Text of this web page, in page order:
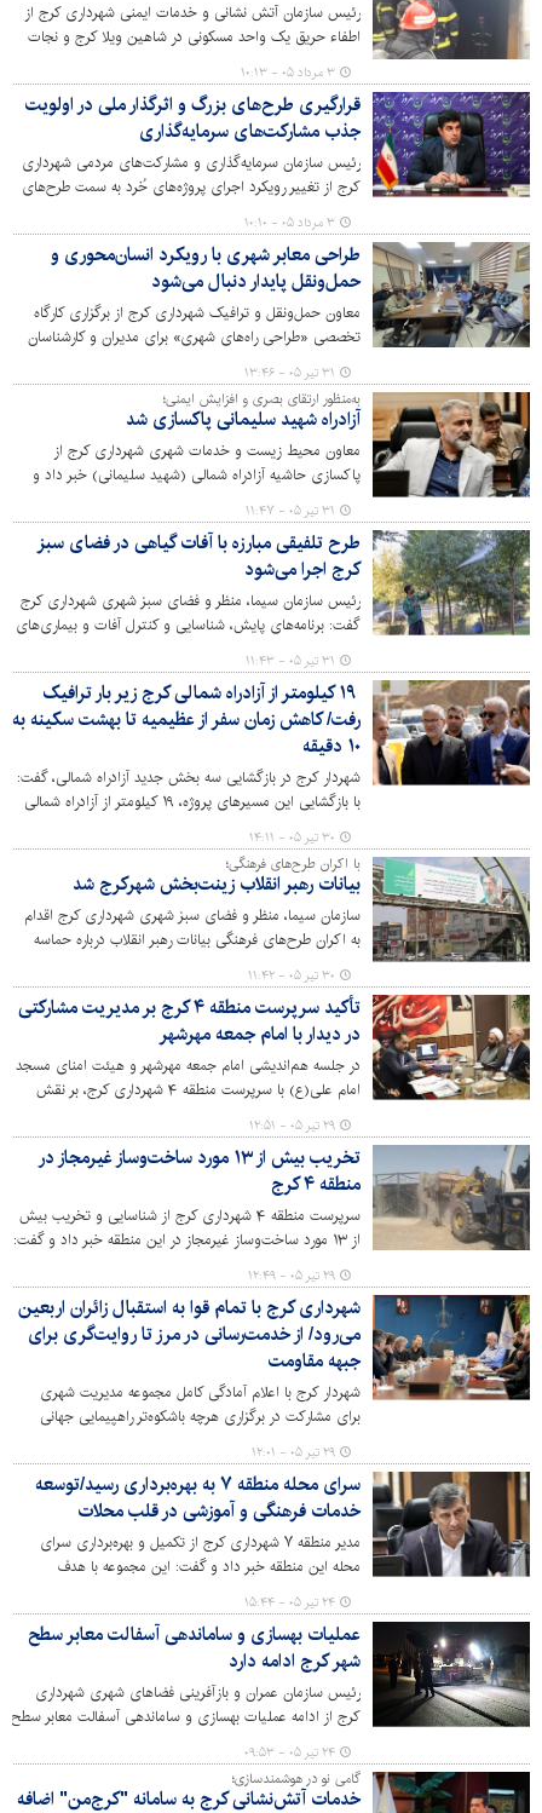
رئیس سازمان آتش نشانی و خدمات ایمنی شهرداری کرج از
اطفاء حریق یک واحد مسکونی در شاهین ویلا کرج و نجات
کودک ۹ ساله خبر داد.۳ مرداد ۰۵ - ۱۰:۱۳
قرارگیری طرح‌های بزرگ و اثرگذار ملی در اولویت‌
جذب مشارکت‌های سرمایه‌گذاری
رئیس سازمان سرمایه‌گذاری و مشارکت‌های مردمی شهرداری
کرج از تغییر رویکرد اجرای پروژه‌های خُرد به سمت طرح‌های
بزرگ و اثرگذار ملی خبر داد.
۳ مرداد ۰۵ - ۱۰:۱۰
طراحی معابر شهری با رویکرد انسان‌محوری و
حمل‌ونقل پایدار دنبال می‌شود
معاون حمل‌ونقل و ترافیک شهرداری کرج از برگزاری کارگاه
تخصصی «طراحی راه‌های شهری» برای مدیران و کارشناسان
این معاونت خبر داد و گفت: ارتقای دانش فنی و به‌کارگیری
رویکردهای نوین در طراحی معابر، نقش مؤثری در تحقق
شهری ایمن، کارآمد و انسان‌محور دارد.
۳۱ تیر ۰۵ - ۱۳:۴۶
به‌منظور ارتقای بصری و افزایش ایمنی؛
آزادراه شهید سلیمانی پاکسازی شد
معاون محیط زیست و خدمات شهری شهرداری کرج از
پاکسازی حاشیه آزادراه شمالی (شهید سلیمانی) خبر داد و
گفت: این طرح با هدف ارتقای بهداشت محیط، افزایش ایمنی
تردد و زیباسازی بصری یکی از مهم‌ترین محورهای ارتباطی
شهر کرج اجرا شده است.
۳۱ تیر ۰۵ - ۱۱:۴۷
طرح تلفیقی مبارزه با آفات گیاهی در فضای سبز
کرج اجرا می‌شود
رئیس سازمان سیما، منظر و فضای سبز شهری شهرداری کرج
گفت: برنامه‌های پایش، شناسایی و کنترل آفات و بیماری‌های
کرج اجرا می‌شود.
۳۱ تیر ۰۵ - ۱۱:۴۳
۱۹ کیلومتر از آزادراه شمالی کرج زیر بار ترافیک
رفت/ کاهش زمان سفر از عظیمیه تا بهشت سکینه به
۱۰ دقیقه
شهردار کرج در بازگشایی سه بخش جدید آزادراه شمالی، گفت:
با بازگشایی این مسیرهای پروژه، ۱۹ کیلومتر از آزادراه شمالی
کرج زیر بار ترافیک قرار گرفت و گام مهمی در روان‌سازی تردد،
کاهش زمان سفر و تکمیل شبکه معابر شهری برداشته شد.
۳۰ تیر ۰۵ - ۱۴:۱۱
با اکران طرح‌های فرهنگی؛
بیانات رهبر انقلاب زینت‌بخش شهرکرج شد
سازمان سیما، منظر و فضای سبز شهری شهرداری کرج اقدام
به اکران طرح‌های فرهنگی بیانات رهبر انقلاب درباره‌ حماسه
عظیم بدرقه آقای شهید ایران و تبیین مسائل مهم کشور کرده
است.
۳۰ تیر ۰۵ - ۱۱:۴۲
تأکید سرپرست منطقه ۴ کرج بر مدیریت مشارکتی
در دیدار با امام جمعه مهرشهر
در جلسه هم‌اندیشی امام جمعه مهرشهر و هیئت امنای مسجد
امام علی(ع) با سرپرست منطقه ۴ شهرداری کرج، بر نقش
کلیدی تعامل نهادهای مذهبی و مدیریت شهری در تسهیل
پروژه‌ها، ارتقای خدمات و تحقق توسعه پایدار شهری تأکید
شد.
۲۹ تیر ۰۵ - ۱۲:۵۱
تخریب بیش از ۱۳ مورد ساخت‌وساز غیرمجاز در
منطقه ۴ کرج
سرپرست منطقه ۴ شهرداری کرج از شناسایی و تخریب بیش
از ۱۳ مورد ساخت‌وساز غیرمجاز در این منطقه خبر داد و گفت:
این ساخت‌وسازها بیشتر در اراضی کشاورزی با قصد تغییر
کاربری انجام شده بودند که با همکاری جهاد کشاورزی و
نیروی انتظامی تخریب شدند.
۲۹ تیر ۰۵ - ۱۲:۴۹
شهرداری کرج با تمام قوا به استقبال زائران اربعین
می‌رود/ از خدمت‌رسانی در مرز تا روایت‌گری برای
جبهه مقاومت
شهردار کرج با اعلام آمادگی کامل مجموعه مدیریت شهری
برای مشارکت در برگزاری هرچه باشکوه‌تر راهپیمایی جهانی
اربعین حسینی، تاکید کرد که شهرداری کرج امسال نیز همانند
سال‌های گذشته در صف مقدم خدمت‌رسانی به زائران پیاده
حضرت اباعبدالله الحسین (ع) قرار دارد.
۲۹ تیر ۰۵ - ۱۲:۰۱
سرای محله منطقه ۷ به بهره‌برداری رسید/توسعه
خدمات فرهنگی و آموزشی در قلب محلات
مدیر منطقه ۷ شهرداری کرج از تکمیل و بهره‌برداری سرای
محله این منطقه خبر داد و گفت: این مجموعه با هدف
گسترش فعالیت‌های فرهنگی، آموزشی و اجتماعی و افزایش
دسترسی شهروندان به خدمات محله‌محور، آماده ارائه خدمات
به شهروندان است.
۲۴ تیر ۰۵ - ۱۵:۴۴
عملیات بهسازی و ساماندهی آسفالت معابر سطح
شهر کرج ادامه دارد
رئیس سازمان عمران و بازآفرینی فضاهای شهری شهرداری
کرج از ادامه عملیات بهسازی و ساماندهی آسفالت معابر سطح
شهر با هدف ارتقای کیفی آسفالت معابر و روان‌سازی تردد
وسایل نقلیه خبر داد.
۲۴ تیر ۰۵ - ۰۹:۵۳
گامی نو در هوشمندسازی؛
خدمات آتش‌نشانی کرج به سامانه "کرج‌من" اضافه